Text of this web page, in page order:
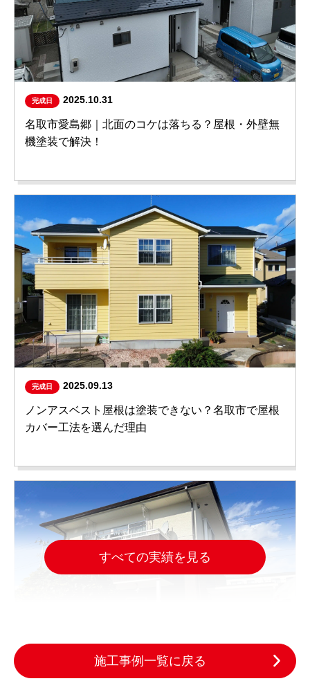
完成日 2025.10.31
名取市愛島郷｜北面のコケは落ちる？屋根・外壁無
機塗装で解決！
完成日 2025.09.13
ノンアスベスト屋根は塗装できない？名取市で屋根
カバー工法を選んだ理由
すべての実績を見る
施工事例一覧に戻る